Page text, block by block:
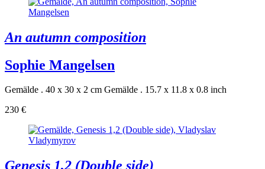
An autumn composition
Sophie Mangelsen
Gemälde . 40 x 30 x 2 cm Gemälde . 15.7 x 11.8 x 0.8 inch
230 €
Genesis 1,2 (Double side)